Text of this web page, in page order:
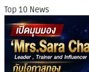
Top 10 News